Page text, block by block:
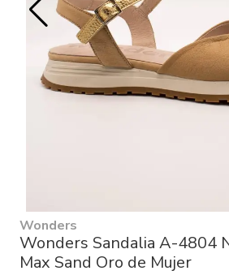
Wonders
Wonders Sandalia A-4804
Max Sand Oro de Mujer